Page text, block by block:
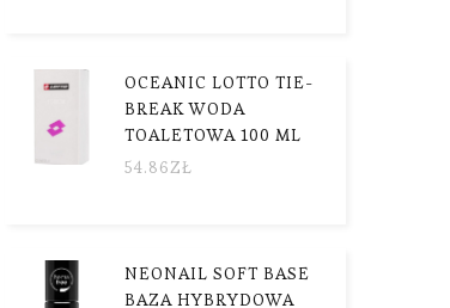
OCEANIC LOTTO TIE-
BREAK WODA
TOALETOWA 100 ML
54.86ZŁ
NEONAIL SOFT BASE
BAZA HYBRYDOWA